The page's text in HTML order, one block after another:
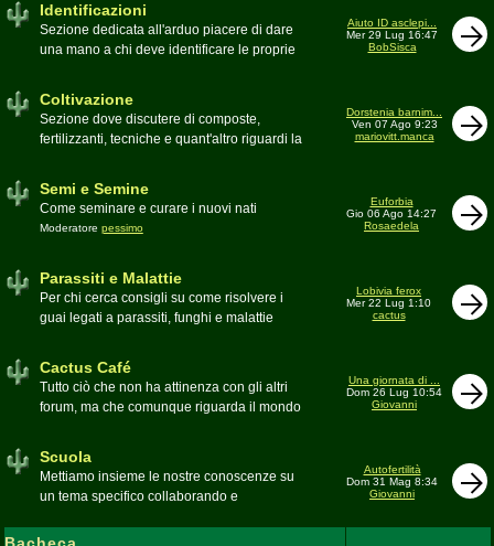
Identificazioni
Sezione dedicata all'arduo piacere di dare
una mano a chi deve identificare le proprie
Aiuto ID asclepi...
Mer 29 Lug 16:47
BobSisca
Coltivazione
Sezione dove discutere di composte,
fertilizzanti, tecniche e quant'altro riguardi la
Dorstenia barnim...
Ven 07 Ago 9:23
mariovitt.manca
Semi e Semine
Come seminare e curare i nuovi nati
Moderatore pessimo
Euforbia
Gio 06 Ago 14:27
Rosaedela
Parassiti e Malattie
Per chi cerca consigli su come risolvere i
guai legati a parassiti, funghi e malattie
Lobivia ferox
Mer 22 Lug 1:10
cactus
Cactus Café
Tutto ciò che non ha attinenza con gli altri
forum, ma che comunque riguarda il mondo
Moderatore
Una giornata di ...
Dom 26 Lug 10:54
Giovanni
Scuola
Mettiamo insieme le nostre conoscenze su
un tema specifico collaborando e
cactofilo
Autofertilità
Dom 31 Mag 8:34
Giovanni